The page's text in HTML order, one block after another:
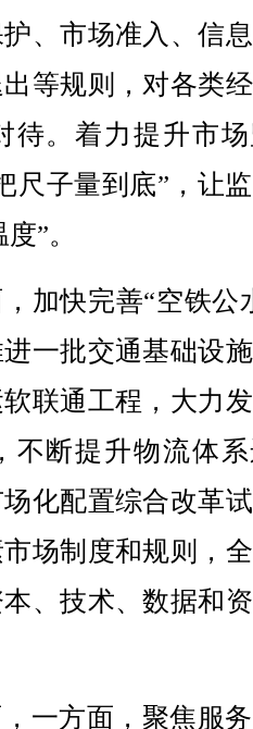
、市场准入、信
等规则，对各类
待。着力提升市
尺子量到底”，让
”。
快完善“空铁公
一批交通基础设
联通工程，大力
不断提升物流体
化配置综合改革
场制度和规则，
、技术、数据和
方面，聚焦服